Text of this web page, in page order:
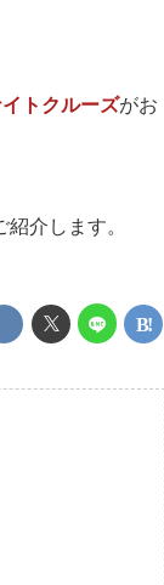
トクルーズがお
介します。